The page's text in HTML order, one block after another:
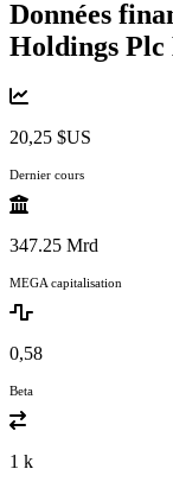
Données
Holdings Plc
20,25 $US
Dernier cours
347.25 Mrd
MEGA capitalisation
0,58
Beta
1 k